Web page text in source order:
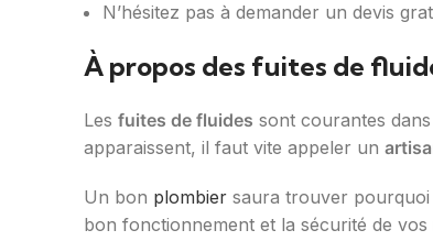
N’hésitez pas à demander un devis
À propos des fuites de
Les fuites de fluides sont courantes
apparaissent, il faut vite appeler un
Un bon plombier saura trouver pourquoi
bon fonctionnement et la sécurité de vos